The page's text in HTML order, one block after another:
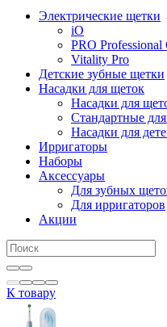
Электрические щетки
iO
PRO Professional
Vitality Pro
Детские зубные щетки
Насадки для щеток
Насадки для
Стандартные
Насадки для
Ирригаторы
Наборы
Аксессуары
Для зубных
Для ирригаторов
Акции
К товару